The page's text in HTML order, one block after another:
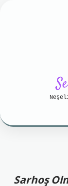
Sarhoş